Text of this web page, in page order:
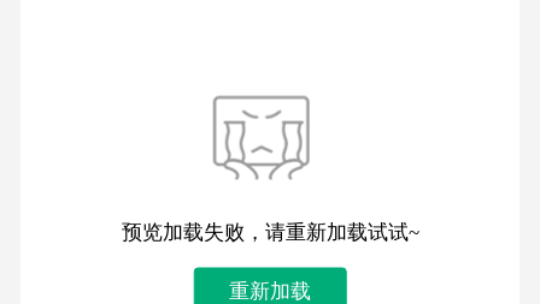
预览加载失败，请重新加载试试~
重新加载